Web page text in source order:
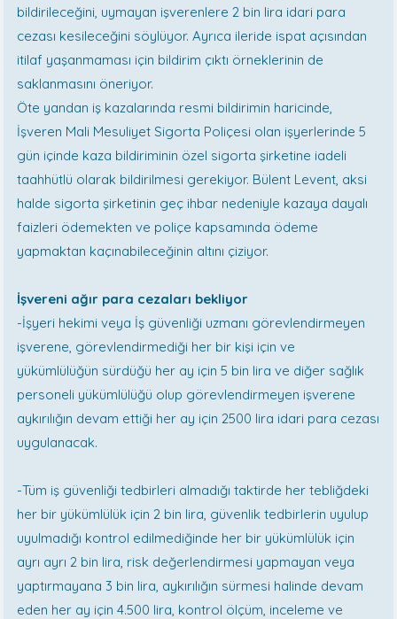
bildirileceğini, uymayan işverenlere 2 bin lira idari para
cezası kesileceğini söylüyor. Ayrıca ileride ispat açısından
itilaf yaşanmaması için bildirim çıktı örneklerinin de
saklanmasını öneriyor.
Öte yandan iş kazalarında resmi bildirimin haricinde,
İşveren Mali Mesuliyet Sigorta Poliçesi olan işyerlerinde 5
gün içinde kaza bildiriminin özel sigorta şirketine iadeli
taahhütlü olarak bildirilmesi gerekiyor. Bülent Levent, aksi
halde sigorta şirketinin geç ihbar nedeniyle kazaya dayalı
faizleri ödemekten ve poliçe kapsamında ödeme
yapmaktan kaçınabileceğinin altını çiziyor.
İşvereni ağır para cezaları bekliyor
-İşyeri hekimi veya İş güvenliği uzmanı görevlendirmeyen
işverene, görevlendirmediği her bir kişi için ve
yükümlülüğün sürdüğü her ay için 5 bin lira ve diğer sağlık
personeli yükümlülüğü olup görevlendirmeyen işverene
aykırılığın devam ettiği her ay için 2500 lira idari para cezası
uygulanacak.
-Tüm iş güvenliği tedbirleri almadığı taktirde her tebliğdeki
her bir yükümlülük için 2 bin lira, güvenlik tedbirlerin uyulup
uyulmadığı kontrol edilmediğinde her bir yükümlülük için
ayrı ayrı 2 bin lira, risk değerlendirmesi yapmayan veya
yaptırmayana 3 bin lira, aykırılığın sürmesi halinde devam
eden her ay için 4.500 lira, kontrol ölçüm, inceleme ve